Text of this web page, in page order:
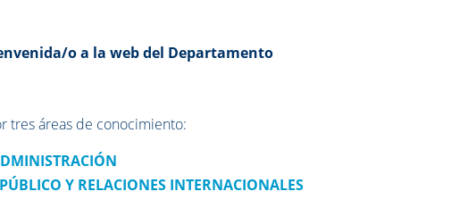
o a la web del Departamento
tres áreas de conocimiento:
Y RELACIONES INTERNACIONALES